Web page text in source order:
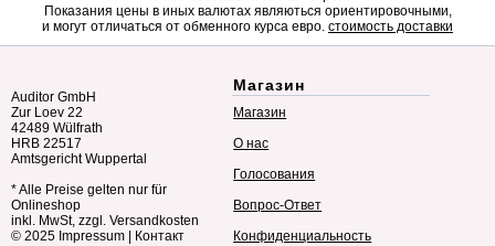
Показания цены в иных валютах являються ориентировочными,
и могут отличаться от обменного курса евро. стоимость доставки
Auditor GmbH
Zur Loev 22
42489 Wülfrath
HRB 22517
Amtsgericht Wuppertal
* Alle Preise gelten nur für
Onlineshop
inkl. MwSt, zzgl. Versandkosten
© 2025 Impressum Контакт
Магазин
Магазин
О нас
Голосования
Вопрос-Ответ
Конфиденциальность